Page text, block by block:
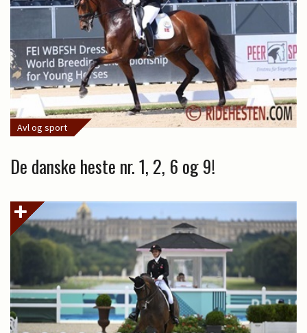
Avl og sport
De danske heste nr. 1, 2, 6 og 9!